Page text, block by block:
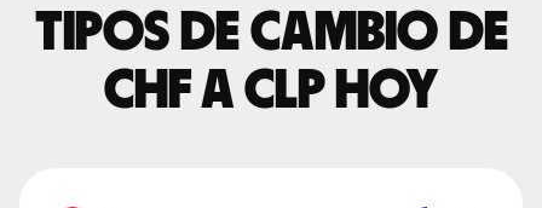
Tipos de cambio de
CHF a CLP hoy